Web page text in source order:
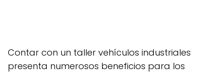
Contar con un taller vehículos industriales
presenta numerosos beneficios para los